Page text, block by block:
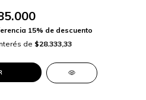
15% de descuento
de $28.333,33